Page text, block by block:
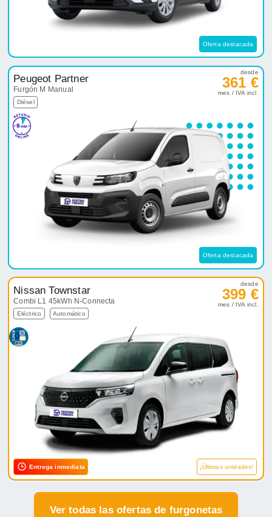
Oferta destacada
Peugeot Partner
Furgón M Manual
Diésel
desde
361 €
mes / IVA incl.
Oferta destacada
Nissan Townstar
Combi L1 45kWh N-Connecta
Eléctrico Automático
desde
399 €
mes / IVA incl.
Entrega inmediata ¡Últimas unidades!
Ver todas las ofertas de furgonetas